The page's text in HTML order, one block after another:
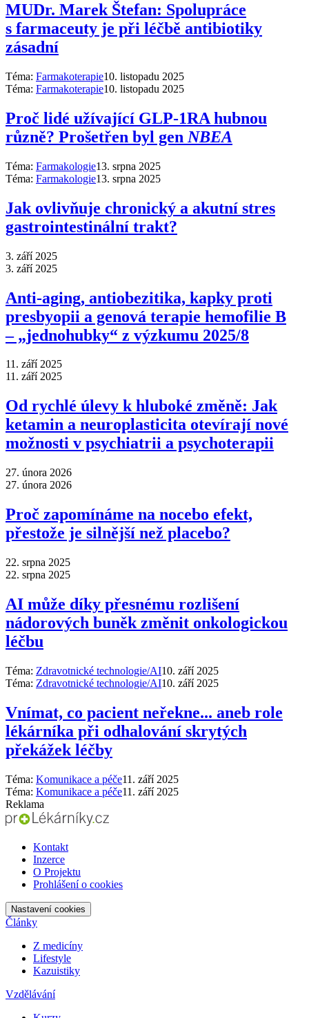
MUDr. Marek Štefan: Spolupráce
s farmaceuty je při léčbě antibiotiky
zásadní
Téma: Farmakoterapie10. listopadu 2025
Téma: Farmakoterapie10. listopadu 2025
Proč lidé užívající GLP-1RA hubnou
různě? Prošetřen byl gen NBEA
Téma: Farmakologie13. srpna 2025
Téma: Farmakologie13. srpna 2025
Jak ovlivňuje chronický a akutní stres
gastrointestinální trakt?
3. září 2025
3. září 2025
Anti‑aging, antiobezitika, kapky proti
presbyopii a genová terapie hemofilie B
–⁠ „jednohubky“ z výzkumu 2025/8
11. září 2025
11. září 2025
Od rychlé úlevy k hluboké změně: Jak
ketamin a neuroplasticita otevírají nové
možnosti v psychiatrii a psychoterapii
27. února 2026
27. února 2026
Proč zapomínáme na nocebo efekt,
přestože je silnější než placebo?
22. srpna 2025
22. srpna 2025
AI může díky přesnému rozlišení
nádorových buněk změnit onkologickou
léčbu
Téma: Zdravotnické technologie/AI10. září 2025
Téma: Zdravotnické technologie/AI10. září 2025
Vnímat, co pacient neřekne... aneb role
lékárníka při odhalování skrytých
překážek léčby
Téma: Komunikace a péče11. září 2025
Téma: Komunikace a péče11. září 2025
Reklama
Kontakt
Inzerce
O Projektu
Prohlášení o cookies
Nastavení cookies
Články
Z medicíny
Lifestyle
Kazuistiky
Vzdělávání